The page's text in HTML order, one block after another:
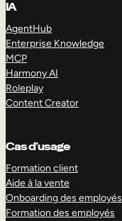
IA
AgentHub
Enterprise Knowledge
MCP
Harmony AI
Roleplay
Content Creator
Cas d’usage
Formation client
Aide à la vente
Onboarding des employés
Formation des employés